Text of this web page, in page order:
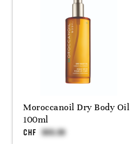
Moroccanoil Dry Body Oil
100ml
CHF